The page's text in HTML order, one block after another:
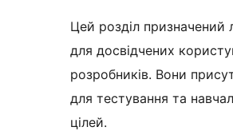
Цей розділ призначений
для досвідчених
розробників. Вони
для тестування та
цілей.